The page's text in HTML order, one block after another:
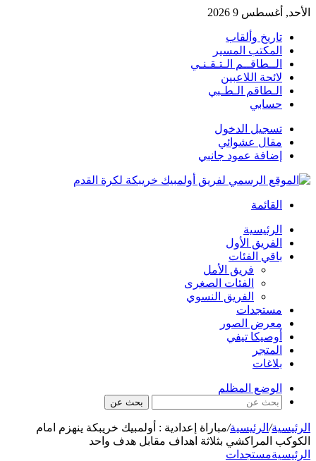
الأحد, أغسطس 9 2026
تاريخ وألقاب
المكتب المسير
الــطاقــم الـتـقـنـي
لائحة اللاعبين
الـطاقم الـطـبي
حسابي
تسجيل الدخول
مقال عشوائي
إضافة عمود جانبي
القائمة
الرئيسية
الفريق الأول
باقي الفئات
فريق الأمل
الفئات الصغرى
الفريق النسوي
مستجدات
معرض الصور
أوصيكا تيفي
المتجر
بلاغات
الوضع المظلم
بحث عن
الرئيسية/ الرئيسية/مباراة إعدادية : أولمبيك خريبكة ينهزم امام
الكوكب المراكشي بثلاثة اهداف مقابل هدف واحد
الرئيسيةمستجدات